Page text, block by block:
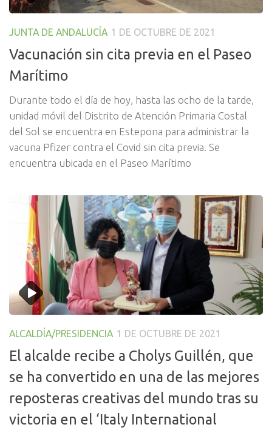
JUNTA DE ANDALUCÍA 1 DE OCTUBRE DE 2021
Vacunación sin cita previa en el Paseo
Marítimo
Durante todo el día de hoy, hasta las ocho de la tarde,
unidad móvil del Distrito de Atención Primaria Costal
del Sol se encuentra en Estepona para administrar la
vacuna Pfizer contra el Covid sin cita previa. Se
encuentra ubicada en el Paseo Marítimo
ALCALDÍA/PRESIDENCIA 1 DE OCTUBRE DE 2021
El alcalde recibe a Cholys Guillén, que
se ha convertido en una de las mejores
reposteras creativas del mundo tras su
victoria en el ‘Italy International